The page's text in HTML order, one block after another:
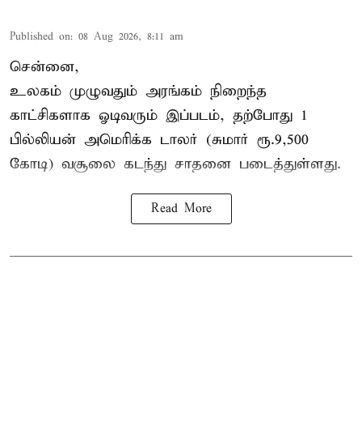
Published on: 08 Aug 2026, 8:11 am
சென்னை,
உலகம் முழுவதும் அரங்கம் நிறைந்த
காட்சிகளாக ஓடிவரும் இப்படம், தற்போது 1
பில்லியன் அமெரிக்க டாலர் (சுமார் ரூ.9,500
கோடி) வசூலை கடந்து சாதனை படைத்துள்ளது.
Read More